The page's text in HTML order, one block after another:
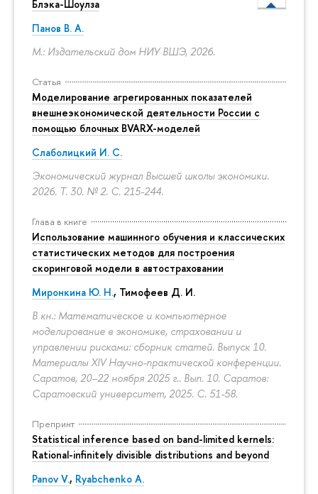
Блэка-Шоулза
Панов В. А.
М.: Издательский дом НИУ ВШЭ, 2026.
Статья
Моделирование агрегированных показателей
внешнеэкономической деятельности России с
помощью блочных BVARX-моделей
Слаболицкий И. С.
Экономический журнал Высшей школы экономики.
2026. Т. 30. № 2. С. 215-244.
Глава в книге
Использование машинного обучения и классических
статистических методов для построения
скоринговой модели в автостраховании
Миронкина Ю. Н., Тимофеев Д. И.
В кн.: Математическое и компьютерное
моделирование в экономике, страховании и
управлении рисками: сборник статей. Выпуск 10.
Материалы XIV Научно-практической конференции.
Саратов, 20–22 ноября 2025 г.. Вып. 10. Саратов:
Саратовский университет, 2025. С. 51-58.
Препринт
Statistical inference based on band-limited kernels:
Rational-infinitely divisible distributions and beyond
Panov V., Ryabchenko A.